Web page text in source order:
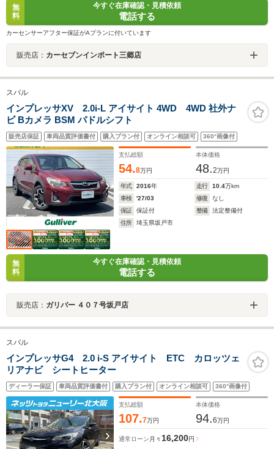
無
料
今すぐ在庫確認・見積依頼
電話する
カーセンサーアフター保証がAプランに付いています
販売店： カーセブンインポート三郷店
スバル
インプレッサXV 2.0i-L アイサイト 4WD 4WD 社外ナ
ビ Bカメラ BSM パドルシフト
販売店保証 車両品質評価書付 購入プラン付 オンライン相談可 360°画像付
支払総額
54.8万円
本体価格
48.2万円
年式 2016年 走行 10.4万km
車検
'27/03 修復
なし
保証
保証付 整備
法定整備付
住所
埼玉県坂戸市
無
料
今すぐ在庫確認・見積依頼
電話する
販売店： ガリバー ４０７号坂戸店
スバル
インプレッサG4 2.0 i-S アイサイト ETC カロッツェ
リアナビ シートヒーター
ディーラー保証 車両品質評価書付 購入プラン付 オンライン相談可 360°画像付
支払総額
107.7万円
本体価格
94.6万円
通常ローン 月々 16,200円